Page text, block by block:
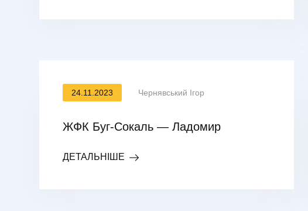
24.11.2023 Чернявський Ігор
ЖФК Буг-Сокаль — Ладомир
ДЕТАЛЬНІШЕ